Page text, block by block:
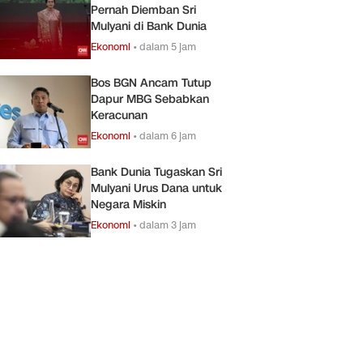
Pernah Diemban Sri
Mulyani di Bank Dunia
Ekonomi •dalam 5 jam
Bos BGN Ancam Tutup
Dapur MBG Sebabkan
Keracunan
Ekonomi •dalam 6 jam
Bank Dunia Tugaskan Sri
Mulyani Urus Dana untuk
Negara Miskin
Ekonomi •dalam 3 jam